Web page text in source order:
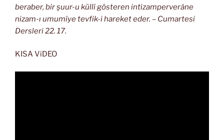
beraber, bir şuur-u küllî gösteren intizamperverâne
nizam-ı umumîye tevfik-i hareket eder. – Cumartesi
Dersleri 22. 17.
KISA ViDEO